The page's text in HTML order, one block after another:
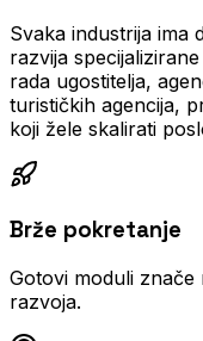
Svaka industrija ima
razvija
rada ugostitelja,
turističkih agencija,
koji žele skalirati
Brže pokretanje
Gotovi moduli znače
razvoja.